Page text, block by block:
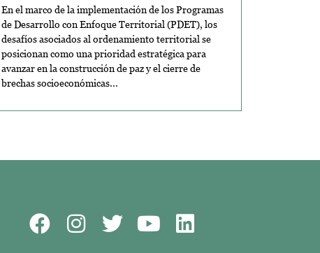
En el marco de la implementación de los Programas
de Desarrollo con Enfoque Territorial (PDET), los
desafíos asociados al ordenamiento territorial se
posicionan como una prioridad estratégica para
avanzar en la construcción de paz y el cierre de
brechas socioeconómicas...